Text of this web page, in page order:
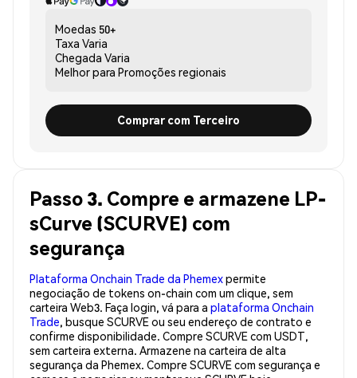
Moedas 50+
Taxa Varia
Chegada Varia
Melhor para Promoções regionais
Comprar com Terceiro
Passo 3. Compre e armazene LP-
sCurve (SCURVE) com
segurança
Plataforma Onchain Trade da Phemexpermite
negociação de tokens on-chain com um clique, sem
carteira Web3. Faça login, vá para a plataforma Onchain
Trade, busque SCURVE ou seu endereço de contrato e
confirme disponibilidade. Compre SCURVE com USDT,
sem carteira externa. Armazene na carteira de alta
segurança da Phemex. Compre SCURVE com segurança e